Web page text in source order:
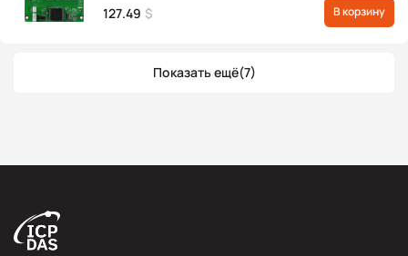
127.49 $ В корзину
Показать ещё(7)